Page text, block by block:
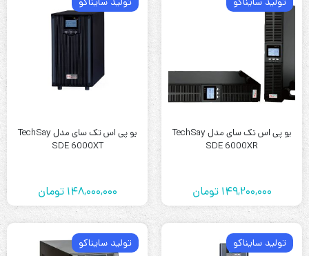
یو پی اس تک سای مدل TechSay
SDE 6000XR
149,200,000 تومان
یو پی اس تک سای مدل TechSay
SDE 6000XT
148,000,000 تومان
تولید سایناکو تولید سایناکو